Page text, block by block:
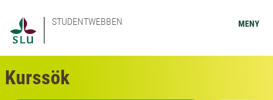
STUDENTWEBBEN MENY
Kurssök